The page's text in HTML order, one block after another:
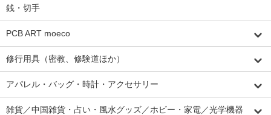
銭・切手
PCB ART moeco
修行用具（密教、修験道ほか）
アパレル・バッグ・時計・アクセサリー
雑貨／中国雑貨・占い・風水グッズ／ホビー・家電／光学機器